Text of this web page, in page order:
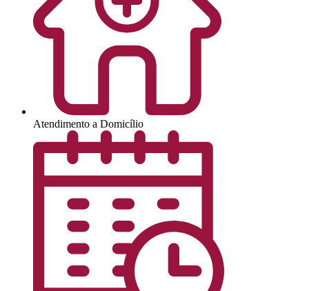
Atendimento a Domicílio